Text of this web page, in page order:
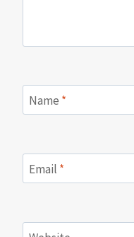
Name *
Email *